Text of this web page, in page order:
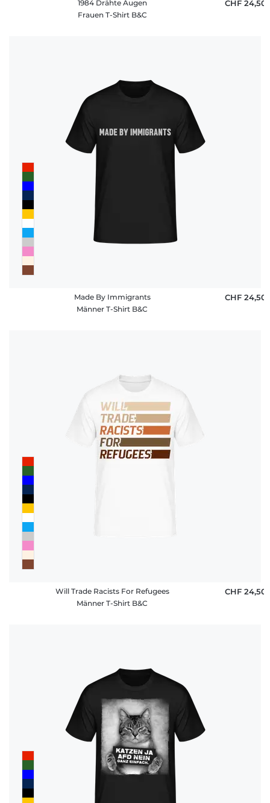
1984 Drähte Augen
Frauen T-Shirt B&C
CHF 24,50
Made By Immigrants
Männer T-Shirt B&C
CHF 24,50
Will Trade Racists For Refugees
Männer T-Shirt B&C
CHF 24,50